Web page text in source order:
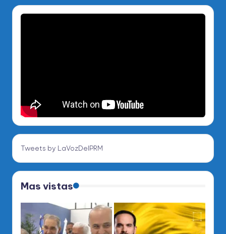
Tweets by LaVozDelPRM
Mas vistas